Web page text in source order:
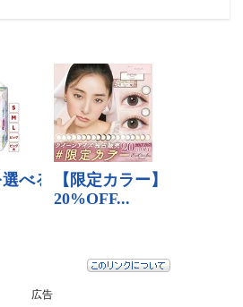
広告